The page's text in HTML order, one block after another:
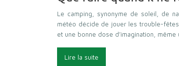
Le camping, synonyme de soleil, de
météo décide de jouer les trouble-
et une bonne dose d’imagination, même
Lire la suite